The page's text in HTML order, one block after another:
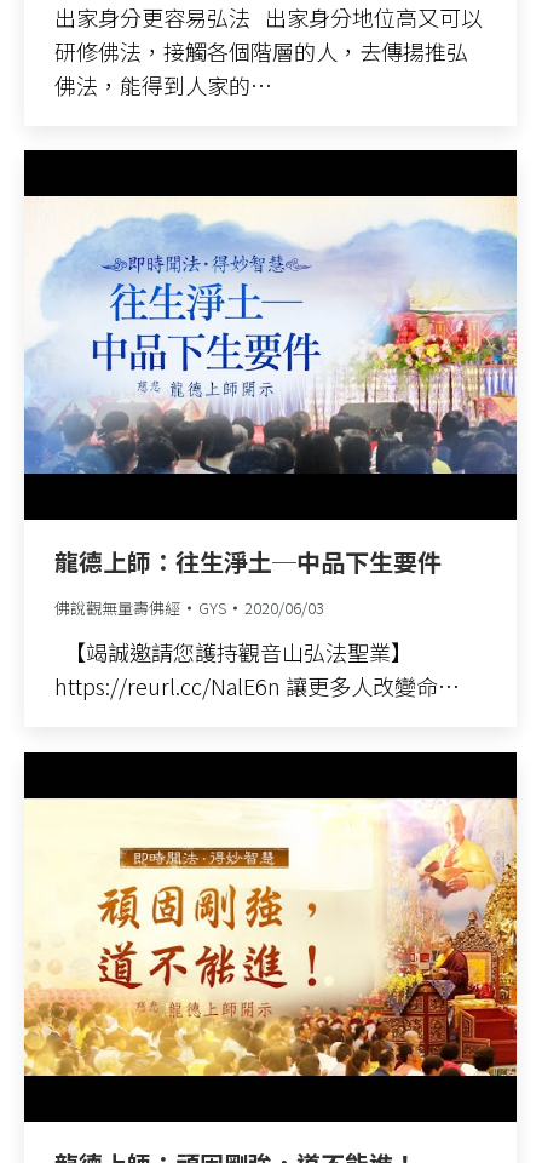
出家身分更容易弘法 出家身分地位高又可以
研修佛法，接觸各個階層的人，去傳揚推弘
佛法，能得到人家的…
龍德上師：往生淨土─中品下生要件
佛說觀無量壽佛經 GYS 2020/06/03
【竭誠邀請您護持觀音山弘法聖業】
https://reurl.cc/NalE6n 讓更多人改變命…